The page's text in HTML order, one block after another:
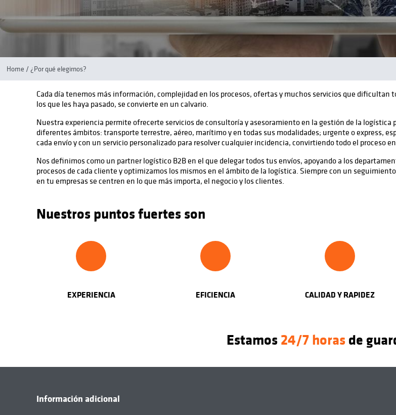
Home / ¿Por qué elegirnos?
Cada día tenemos más información, complejidad en los procesos, ofertas y muchos servicios que dificultan
los que les haya pasado, se convierte en un calvario.
Nuestra experiencia permite ofrecerte servicios de consultoría y asesoramiento en la gestión de la
diferentes ámbitos: transporte terrestre, aéreo, marítimo y en todas sus modalidades; urgente o express,
cada envío y con un servicio personalizado para resolver cualquier incidencia, convirtiendo todo el proceso
Nos definimos como un partner logístico B2B en el que delegar todos tus envíos, apoyando a los
procesos de cada cliente y optimizamos los mismos en el ámbito de la logística. Siempre con un
en tu empresas se centren en lo que más importa, el negocio y los clientes.
Nuestros puntos fuertes son
EXPERIENCIA EFICIENCIA CALIDAD Y RAPIDEZ
Estamos24/7 horasde
Información adicional